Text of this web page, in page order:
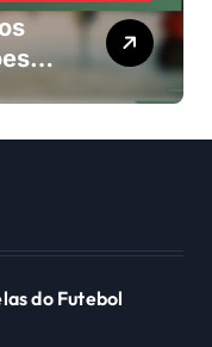
do Futebol